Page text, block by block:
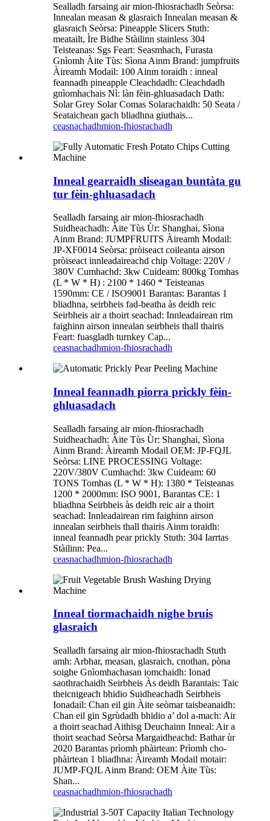
Sealladh farsaing air mion-fhiosrachadh Seòrsa:
Innealan measan & glasraich Innealan measan &
glasraich Seòrsa: Pineapple Slicers Stuth:
meatailt, Ìre Bidhe Stàilinn stainless 304
Teisteanas: Sgs Feart: Seasmhach, Furasta
Gnìomh Àite Tùs: Sìona Ainm Brand: jumpfruits
Àireamh Modail: 100 Ainm toraidh : inneal
feannadh pineapple Cleachdadh: Cleachdadh
gnìomhachais Nì: làn fèin-ghluasadach Dath:
Solar Grey Solar Comas Solarachaidh: 50 Seata /
Seataichean gach bliadhna giuthais...
ceasnachadhmion-fhiosrachadh
Inneal gearraidh sliseagan buntàta gu
tur fèin-ghluasadach
Sealladh farsaing air mion-fhiosrachadh
Suidheachadh: Àite Tùs Ùr: Shanghai, Sìona
Ainm Brand: JUMPFRUITS Àireamh Modail:
JP-XF0014 Seòrsa: pròiseact coileanta airson
pròiseact innleadaireachd chip Voltage: 220V /
380V Cumhachd: 3kw Cuideam: 800kg Tomhas
(L * W * H) : 2100 * 1460 * Teisteanas
1590mm: CE / ISO9001 Barantas: Barantas 1
bliadhna, seirbheis fad-beatha às deidh reic
Seirbheis air a thoirt seachad: Innleadairean rim
faighinn airson innealan seirbheis thall thairis
Feart: fuasgladh turnkey Cap...
ceasnachadhmion-fhiosrachadh
Inneal feannadh piorra prickly fèin-
ghluasadach
Sealladh farsaing air mion-fhiosrachadh
Suidheachadh: Àite Tùs Ùr: Shanghai, Sìona
Ainm Brand: Àireamh Modail OEM: JP-FQJL
Seòrsa: LINE PROCESSING Voltage:
220V/380V Cumhachd: 3kw Cuideam: 60
TONS Tomhas (L * W * H): 1380 * Teisteanas
1200 * 2000mm: ISO 9001, Barantas CE: 1
bliadhna Seirbheis às deidh reic air a thoirt
seachad: Innleadairean rim faighinn airson
innealan seirbheis thall thairis Ainm toraidh:
inneal feannadh pear prickly Stuth: 304 Iarrtas
Stàilinn: Pea...
ceasnachadhmion-fhiosrachadh
Inneal tiormachaidh nighe bruis
glasraich
Sealladh farsaing air mion-fhiosrachadh Stuth
amh: Arbhar, measan, glasraich, cnothan, pòna
soighe Gnìomhachasan iomchaidh: Ionad
saothrachaidh Seirbheis Às deidh Barantais: Taic
theicnigeach bhidio Suidheachadh Seirbheis
Ionadail: Chan eil gin Àite seòmar taisbeanaidh:
Chan eil gin Sgrùdadh bhidio a’ dol a-mach: Air
a thoirt seachad Aithisg Deuchainn Inneal: Air a
thoirt seachad Seòrsa Margaidheachd: Bathar ùr
2020 Barantas prìomh phàirtean: Prìomh cho-
phàirtean 1 bliadhna: Àireamh Modail motair:
JUMP-FQJL Ainm Brand: OEM Àite Tùs:
Shan...
ceasnachadhmion-fhiosrachadh